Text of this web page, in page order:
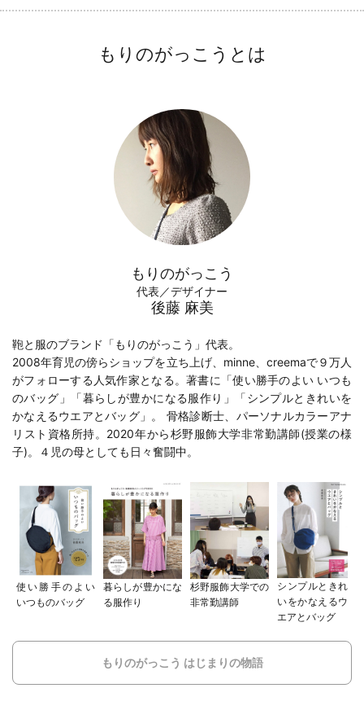
もりのがっこうとは
もりのがっこう
代表／デザイナー
後藤 麻美
鞄と服のブランド「もりのがっこう」代表。
2008年育児の傍らショップを立ち上げ、minne、creemaで９万人
がフォローする人気作家となる。著書に「使い勝手のよい いつも
のバッグ 」「暮らしが豊かになる服作り 」「シンプルときれいを
かなえるウエアとバッグ 」。 骨格診断士、パーソナルカラーアナ
リスト資格所持。2020年から杉野服飾大学非常勤講師(授業の様
子)。４児の母としても日々奮闘中。
使い勝手のよい
いつものバッグ
暮らしが豊かにな
る服作り
杉野服飾大学での
非常勤講師
シンプルときれ
いをかなえるウ
エアとバッグ
もりのがっこう はじまりの物語